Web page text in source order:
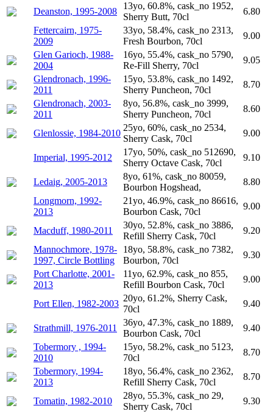
Deanston, 1995-2008
13yo, 60.8%, cask_no 1952,
Sherry Butt, 70cl
6.80
Fettercairn, 1975-
2009
33yo, 58.4%, cask_no 2313,
Fresh Bourbon, 70cl
9.00
Glen Garioch, 1988-
2004
16yo, 55.4%, cask_no 5790,
Re-Fill Sherry, 70cl
9.05
Glendronach, 1996-
2011
15yo, 53.8%, cask_no 1492,
Sherry Puncheon, 70cl
8.70
Glendronach, 2003-
2011
8yo, 56.8%, cask_no 3999,
Sherry Puncheon, 70cl
8.60
Glenlossie, 1984-2010
25yo, 60%, cask_no 2534,
Sherry Cask, 70cl
9.00
Imperial, 1995-2012
17yo, 50%, cask_no 512690,
Sherry Octave Cask, 70cl
9.10
Ledaig, 2005-2013
8yo, 61%, cask_no 80059,
Bourbon Hogshead,
8.80
Longmorn, 1992-
2013
21yo, 46.9%, cask_no 86616,
Bourbon Cask, 70cl
9.00
Macduff, 1980-2011
30yo, 52.8%, cask_no 3886,
Refill Sherry Cask, 70cl
9.20
Mannochmore, 1978-
1997, Circle Bottling
18yo, 58.8%, cask_no 7382,
Bourbon, 70cl
9.30
Port Charlotte, 2001-
2013
11yo, 62.9%, cask_no 855,
Refill Bourbon Cask, 70cl
9.00
Port Ellen, 1982-2003
20yo, 61.2%, Sherry Cask,
70cl
9.40
Strathmill, 1976-2011
36yo, 47.3%, cask_no 1889,
Bourbon Cask, 70cl
9.40
Tobermory , 1994-
2010
15yo, 58.2%, cask_no 5123,
70cl
8.70
Tobermory, 1994-
2013
18yo, 56.4%, cask_no 2362,
Refill Sherry Cask, 70cl
8.70
Tomatin, 1982-2010
28yo, 55.3%, cask_no 29,
Sherry Cask, 70cl
9.30